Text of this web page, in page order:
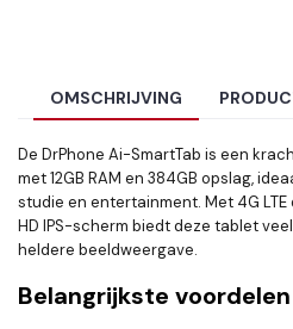
OMSCHRIJVING
De DrPhone Ai-SmartTab is een
met 12GB RAM en 384GB opslag,
studie en entertainment. Met 4G LTE
HD IPS-scherm biedt deze tablet
heldere beeldweergave.
Belangrijkste voordelen